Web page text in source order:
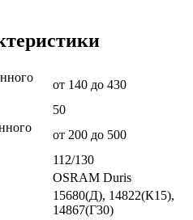
от 140 до 430
50
от 200 до 500
112/130
OSRAM Duris
15680(Д), 14822(К15),
14867(Г30)